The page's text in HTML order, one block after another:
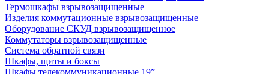
Термошкафы взрывозащищенные
Изделия коммутационные взрывозащищенные
Оборудование СКУД взрывозащищенное
Коммутаторы взрывозащищенные
Система обратной связи
Шкафы, щиты и боксы
Шкафы телекоммуникационные 19”